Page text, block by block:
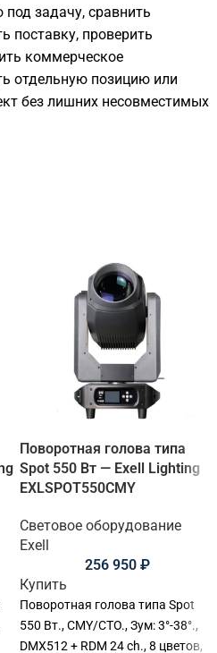
под задачу, сравнить
поставку, проверить
коммерческое
отдельную позицию или
без лишних несовместимых
Поворотная голова типа
Spot 550 Вт — Exell Lighting
EXLSPOT550CMY
Световое оборудование
Exell
256 950 ₽
Купить
Поворотная голова типа Spot
550 Вт., CMY/CTO., Зум: 3°-38°.,
DMX512 + RDM 24 ch., 8 цветов,